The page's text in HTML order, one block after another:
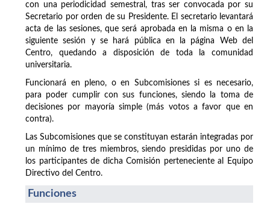
con una periodicidad semestral, tras ser convocada por su
Secretario por orden de su Presidente. El secretario levantará
acta de las sesiones, que será aprobada en la misma o en la
siguiente sesión y se hará pública en la página Web del
Centro, quedando a disposición de toda la comunidad
universitaria.
Funcionará en pleno, o en Subcomisiones si es necesario,
para poder cumplir con sus funciones, siendo la toma de
decisiones por mayoría simple (más votos a favor que en
contra).
Las Subcomisiones que se constituyan estarán integradas por
un mínimo de tres miembros, siendo presididas por uno de
los participantes de dicha Comisión perteneciente al Equipo
Directivo del Centro.
Funciones